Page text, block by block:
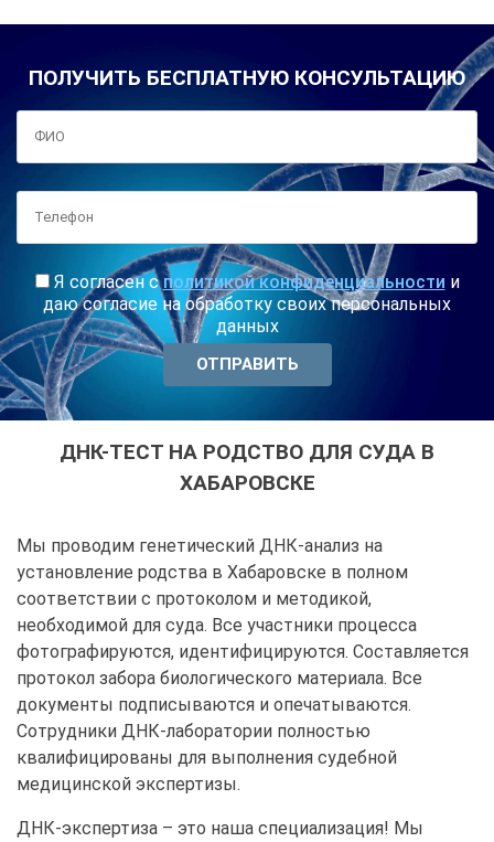
ПОЛУЧИТЬ БЕСПЛАТНУЮ КОНСУЛЬТАЦИЮ
Я согласен сполитикой конфиденциальности и
даю согласие на обработку своих персональных
данных
ДНК-ТЕСТ НА РОДСТВО ДЛЯ СУДА В
ХАБАРОВСКЕ
Мы проводим генетический ДНК-анализ на
установление родства в Хабаровске в полном
соответствии с протоколом и методикой,
необходимой для суда. Все участники процесса
фотографируются, идентифицируются. Составляется
протокол забора биологического материала. Все
документы подписываются и опечатываются.
Сотрудники ДНК-лаборатории полностью
квалифицированы для выполнения судебной
медицинской экспертизы.
ДНК-экспертиза – это наша специализация! Мы